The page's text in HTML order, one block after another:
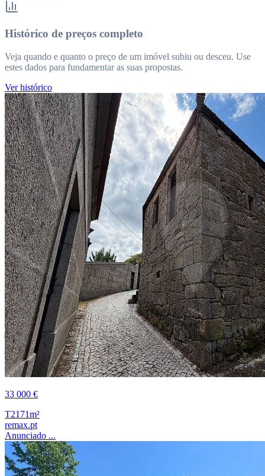
Histórico de preços completo
Veja quando e quanto o preço de um imóvel subiu ou desceu. Use
estes dados para fundamentar as suas propostas.
Ver histórico
33 000 €
T2171m²
remax.pt
Anunciado ...